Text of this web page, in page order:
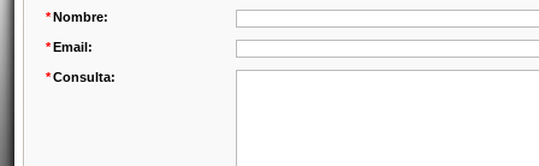
*Nombre:
*Email:
*Consulta: